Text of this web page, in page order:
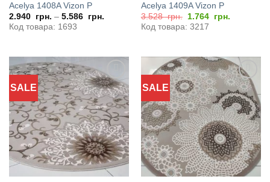
Acelya 1408A Vizon P
2.940 грн. – 5.586 грн.
Код товара: 1693
Acelya 1409A Vizon P
3.528грн.
Первоначальная
цена
составляла
1.764 грн.
Код товара: 3217
SALE
Добавить
в
избранное
SALE
Добавить
в
избранное